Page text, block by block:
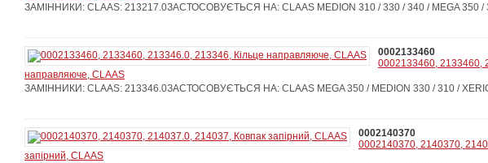
ЗАМІННИКИ: CLAAS: 213217.0ЗАСТОСОВУЄТЬСЯ НА: CLAAS MEDION 310 / 330 / 340 / MEGA 350 /
0002133460
0002133460, 2133460,
направляюче, CLAAS
ЗАМІННИКИ: CLAAS: 213346.0ЗАСТОСОВУЄТЬСЯ НА: CLAAS MEGA 350 / MEDION 330 / 310 /
0002140370
0002140370, 2140370,
запірний, CLAAS